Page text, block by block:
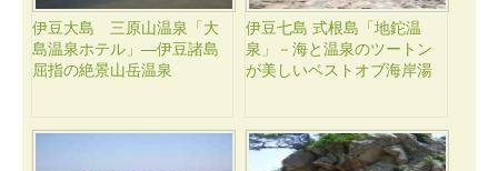
伊豆大島 三原山温泉「大
島温泉ホテル」―伊豆諸島
屈指の絶景山岳温泉
伊豆七島 式根島「地鉈温
泉」－海と温泉のツートン
が美しいベストオブ海岸湯